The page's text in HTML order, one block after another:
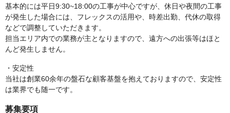
基本的には平日9:30~18:00の工事が中心ですが、休日や夜間の工事
が発生した場合には、フレックスの活用や、時差出勤、代休の取得
などで調整していただきます。
担当エリア内での業務が主となりますので、遠方への出張等はほと
んど発生しません。
・安定性
当社は創業60余年の盤石な顧客基盤を抱えておりますので、安定性
は業界でも随一です。
募集要項